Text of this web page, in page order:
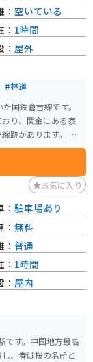
ています。
#林道
国鉄倉吉線です。
り、関金にある泰
があります。 晴
界に入ったかのよ
ことは可能です
鉄倉吉線跡観光案
空いている
1時間
屋外
お気に入り
です。中国地方最高
、春は桜の名所と
駐車場あり
無料
普通
1時間
屋内